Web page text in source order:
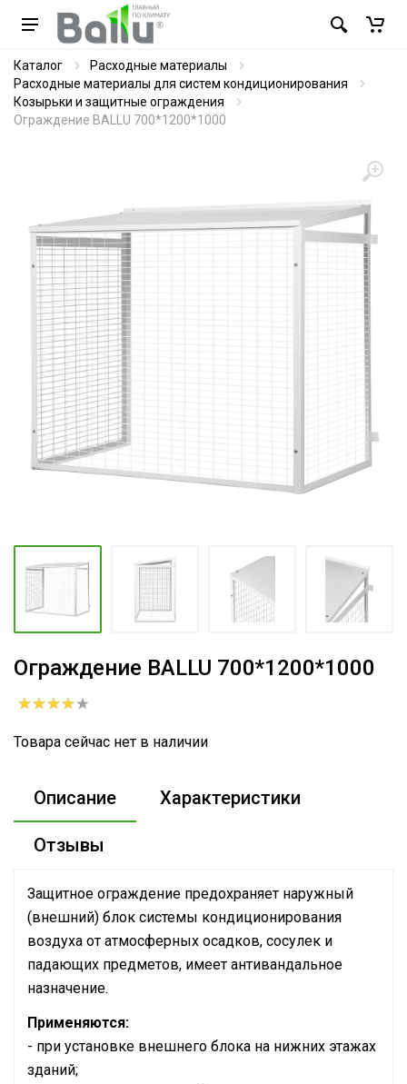
Каталог
Расходные материалы
Расходные материалы для систем кондиционирования
Козырьки и защитные ограждения
Ограждение BALLU 700*1200*1000
Ограждение BALLU 700*1200*1000
Товара сейчас нет в наличии
Описание Характеристики
Отзывы
Защитное ограждение предохраняет наружный
(внешний) блок системы кондиционирования
воздуха от атмосферных осадков, сосулек и
падающих предметов, имеет антивандальное
назначение.
Применяются:
- при установке внешнего блока на нижних этажах
зданий;